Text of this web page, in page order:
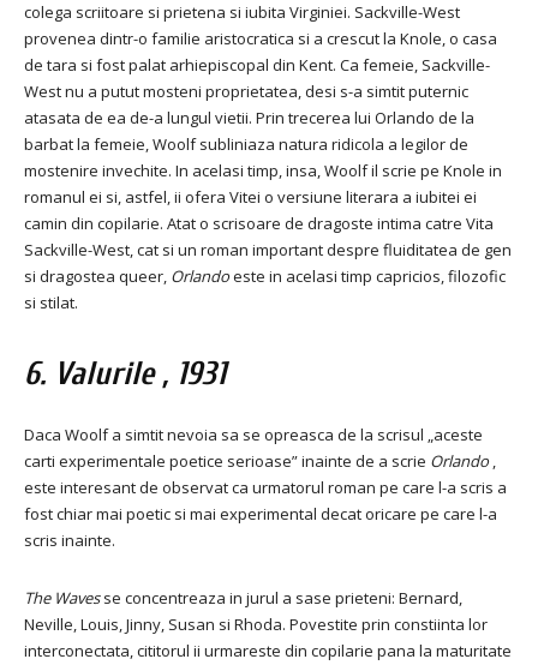
colega scriitoare si prietena si iubita Virginiei. Sackville-West
provenea dintr-o familie aristocratica si a crescut la Knole, o casa
de tara si fost palat arhiepiscopal din Kent. Ca femeie, Sackville-
West nu a putut mosteni proprietatea, desi s-a simtit puternic
atasata de ea de-a lungul vietii. Prin trecerea lui Orlando de la
barbat la femeie, Woolf subliniaza natura ridicola a legilor de
mostenire invechite. In acelasi timp, insa, Woolf il scrie pe Knole in
romanul ei si, astfel, ii ofera Vitei o versiune literara a iubitei ei
camin din copilarie. Atat o scrisoare de dragoste intima catre Vita
Sackville-West, cat si un roman important despre fluiditatea de gen
si dragostea queer, Orlandoeste in acelasi timp capricios, filozofic
si stilat.
6. Valurile, 1931
Daca Woolf a simtit nevoia sa se opreasca de la scrisul „aceste
carti experimentale poetice serioase” inainte de a scrie Orlando,
este interesant de observat ca urmatorul roman pe care l-a scris a
fost chiar mai poetic si mai experimental decat oricare pe care l-a
scris inainte.
The Wavesse concentreaza in jurul a sase prieteni: Bernard,
Neville, Louis, Jinny, Susan si Rhoda. Povestite prin constiinta lor
interconectata, cititorul ii urmareste din copilarie pana la maturitate